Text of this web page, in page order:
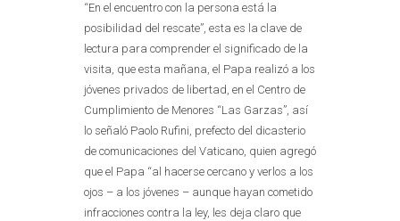
“En el encuentro con la persona está la
posibilidad del rescate”, esta es la clave de
lectura para comprender el significado de la
visita, que esta mañana, el Papa realizó a los
jóvenes privados de libertad, en el Centro de
Cumplimiento de Menores “Las Garzas”, así
lo señaló Paolo Rufini, prefecto del dicasterio
de comunicaciones del Vaticano, quien agregó
que el Papa “al hacerse cercano y verlos a los
ojos – a los jóvenes – aunque hayan cometido
infracciones contra la ley, les deja claro que